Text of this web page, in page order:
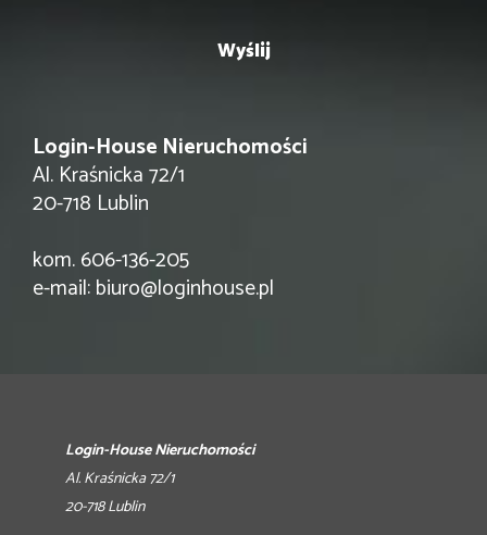
Login-House Nieruchomości
Al. Kraśnicka 72/1
20-718 Lublin
kom. 606-136-205
e-mail:biuro@loginhouse.pl
Login-House Nieruchomości
Al. Kraśnicka 72/1
20-718 Lublin